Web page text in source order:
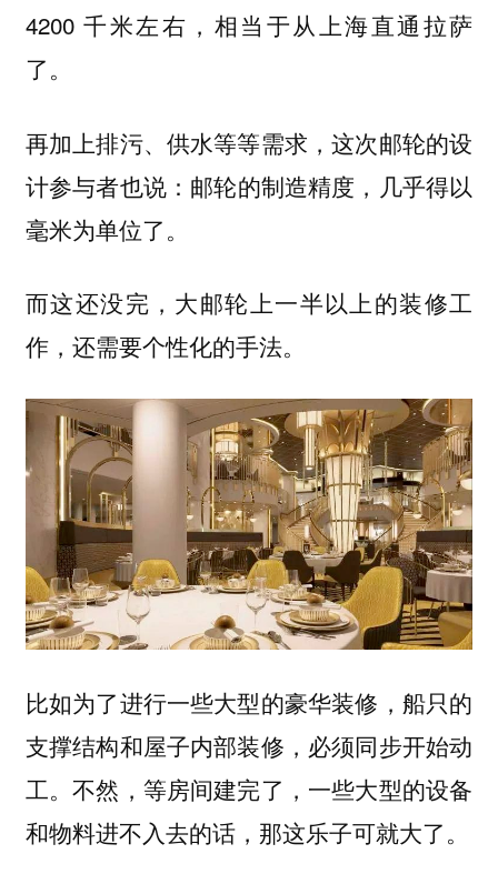
4200 千米左右，相当于从上海直通拉萨
了。
再加上排污、供水等等需求，这次邮轮的设
计参与者也说： 邮轮的制造精度，几乎得以
毫米为单位了。
而这还没完 ，大邮轮上一半以上的装修工
作，还需要个性化的手法。
比如为了进行一些大型的豪华装修，船只的
支撑结构和屋子内部装修，必须同步开始动
工。不然，等房间建完了，一些大型的设备
和物料进不入去的话，那这乐子可就大了。